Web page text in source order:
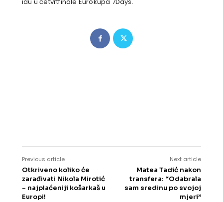
idu u četvrtfinale Eurokupa 7Days.
Previous article
Otkriveno koliko će
zarađivati Nikola Mirotić
– najplaćeniji košarkaš u
Europi!
Next article
Matea Tadić nakon
transfera: “Odabrala
sam sredinu po svojoj
mjeri”